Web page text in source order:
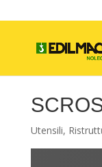
Utensili,